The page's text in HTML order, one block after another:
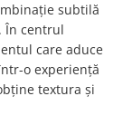
subtilă
În centrul
care aduce
o experiență
textura și